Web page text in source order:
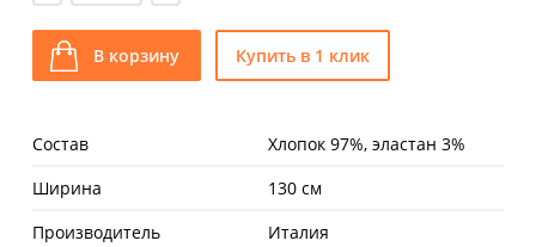
В корзину Купить в 1 клик
Состав
Хлопок 97%, эластан 3%
Ширина
130 см
Производитель
Италия